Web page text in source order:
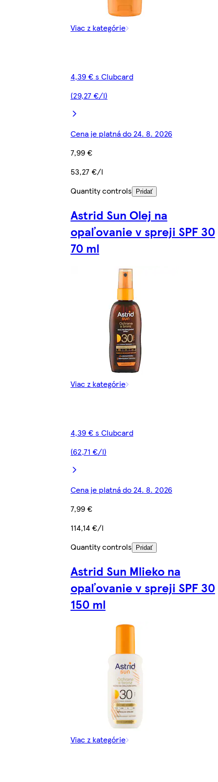
Viac z kategórie
4,39 € s Clubcard
(29,27 €/l)
Cena je platná do 24. 8. 2026
7,99 €
53,27 €/l
Quantity controls
Pridať
Astrid Sun Olej na
opaľovanie v spreji SPF 30
70 ml
Viac z kategórie
4,39 € s Clubcard
(62,71 €/l)
Cena je platná do 24. 8. 2026
7,99 €
114,14 €/l
Quantity controls
Pridať
Astrid Sun Mlieko na
opaľovanie v spreji SPF 30
150 ml
Viac z kategórie